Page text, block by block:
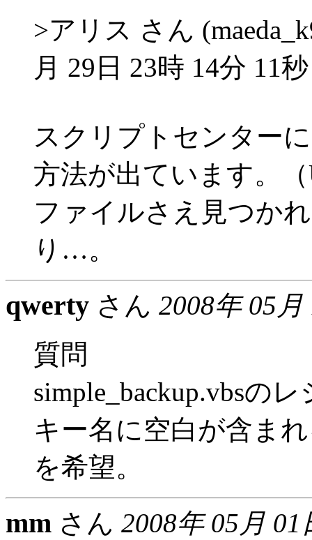
>アリス さん
月 29日 23時 14分 11秒
スクリプトセンター
方法が出ています。
ファイルさえ見つか
り…。
qwerty さん 2008年 05
質問
simple_backup.vbsの
キー名に空白が含ま
を希望。
mm さん 2008年 05月